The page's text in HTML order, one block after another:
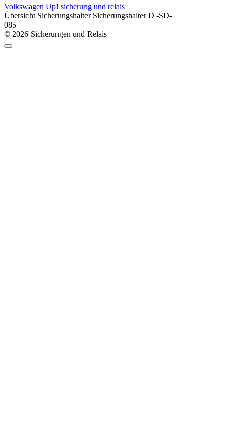
Volkswagen Up! sicherung und relais
Übersicht Sicherungshalter Sicherungshalter D -SD-
085
© 2026 Sicherungen und Relais